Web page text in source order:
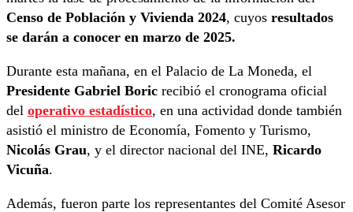
Censo de Población y Vivienda 2024, cuyos resultados
se darán a conocer en marzo de 2025.
Durante esta mañana, en el Palacio de La Moneda, el
Presidente Gabriel Boric recibió el cronograma oficial
del operativo estadístico, en una actividad donde también
asistió el ministro de Economía, Fomento y Turismo,
Nicolás Grau, y el director nacional del INE, Ricardo
Vicuña.
Además, fueron parte los representantes del Comité Asesor